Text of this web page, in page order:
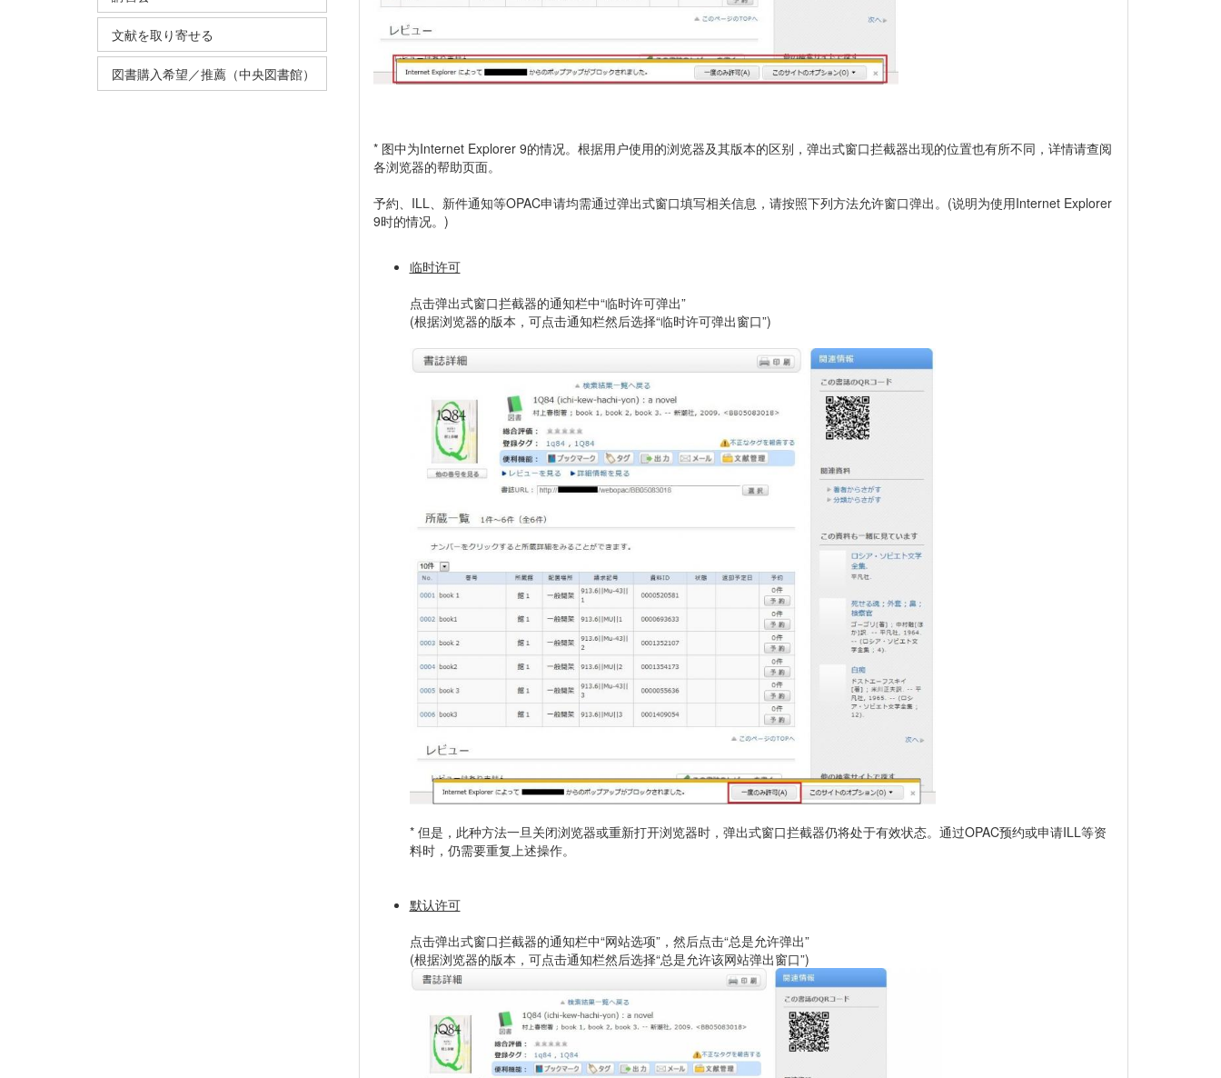
* 图中为Internet Explorer 9的情况。根据用户使用的浏览器及其版本的区别，弹出式窗口拦截器出现的位置也有所不同，详情请查阅
各浏览器的帮助页面。
予約、ILL、新件通知等OPAC申请均需通过弹出式窗口填写相关信息，请按照下列方法允许窗口弹出。(说明为使用Internet Explorer
9时的情况。)
临时许可
点击弹出式窗口拦截器的通知栏中“临时许可弹出”
(根据浏览器的版本，可点击通知栏然后选择“临时许可弹出窗口”)
* 但是，此种方法一旦关闭浏览器或重新打开浏览器时，弹出式窗口拦截器仍将处于有效状态。通过OPAC预约或申请ILL等资
料时，仍需要重复上述操作。
默认许可
点击弹出式窗口拦截器的通知栏中“网站选项”，然后点击“总是允许弹出”
(根据浏览器的版本，可点击通知栏然后选择“总是允许该网站弹出窗口”)
文献を取り寄せる
図書購入希望／推薦（中央図書館）